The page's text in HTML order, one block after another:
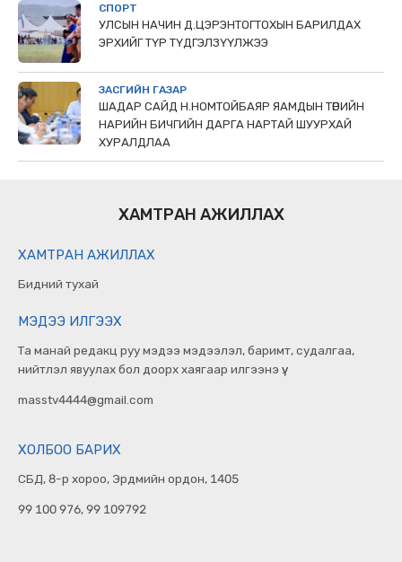
СПОРТ
УЛСЫН НАЧИН Д.ЦЭРЭНТОГТОХЫН БАРИЛДАХ
ЭРХИЙГ ТҮР ТҮДГЭЛЗҮҮЛЖЭЭ
ЗАСГИЙН ГАЗАР
ШАДАР САЙД Н.НОМТОЙБАЯР ЯАМДЫН ТӨРИЙН
НАРИЙН БИЧГИЙН ДАРГА НАРТАЙ ШУУРХАЙ
ХУРАЛДЛАА
ХАМТРАН АЖИЛЛАХ
ХАМТРАН АЖИЛЛАХ
Бидний тухай
МЭДЭЭ ИЛГЭЭХ
Та манай редакц руу мэдээ мэдээлэл, баримт, судалгаа,
нийтлэл явуулах бол доорх хаягаар илгээнэ үү.
masstv4444@gmail.com
ХОЛБОО БАРИХ
СБД, 8-р хороо, Эрдмийн ордон, 1405
99 100 976, 99 109792